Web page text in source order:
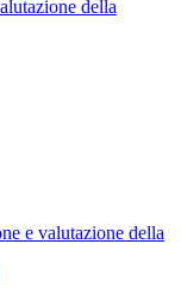
della
e valutazione della